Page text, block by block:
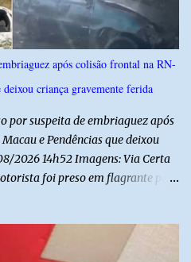
das letras do Hino
os estudantes interpretar
normas complementares
lei.
após colisão frontal na RN-
deixou criança gravemente ferida
por suspeita de embriaguez após
e Pendências que deixou
2026 14h52 Imagens: Via Certa
foi preso em flagrante por
Segundo a Polícia Militar,
opostos bateram de frente.